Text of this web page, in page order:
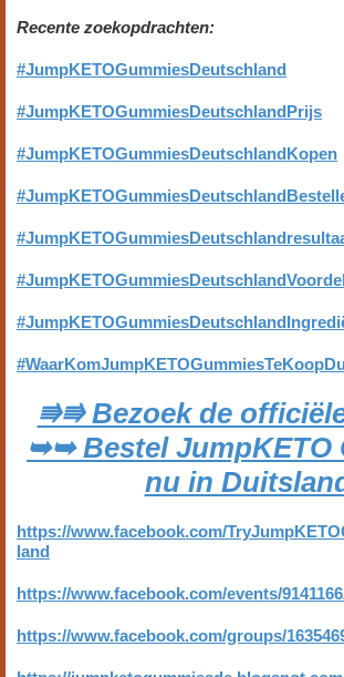
Recente zoekopdrachten:
#JumpKETOGummiesDeutschland
#JumpKETOGummiesDeutschlandPrijs
#JumpKETOGummiesDeutschlandKopen
⭆⭆ Bezoek de
➥➥ Bestel JumpKETO
nu in
https://www.facebook.com/
land
https://www.facebook.com/events/
https://www.facebook.com/groups/